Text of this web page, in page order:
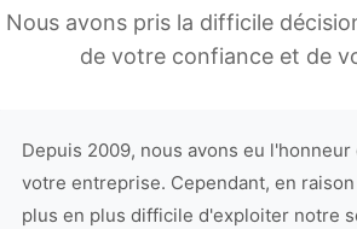
Nous avons pris la difficile
de votre confiance et de
Depuis 2009, nous avons eu
votre entreprise. Cependant, en
plus en plus difficile d'exploiter notre